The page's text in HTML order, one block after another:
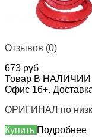
Отзывов (0)
673 руб
Товар В НАЛИЧИИ
Офис 16+.
ОРИГИНАЛ по
Купить Подробнее